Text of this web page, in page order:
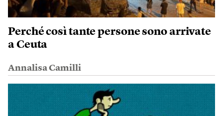
Perché così tante persone sono arrivate
a Ceuta
Annalisa Camilli